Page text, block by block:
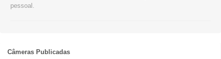
pessoal.
Câmeras Publicadas